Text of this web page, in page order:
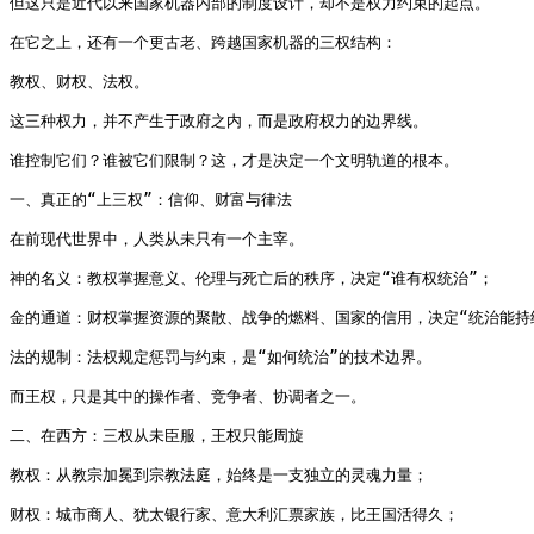
在它之上，还有一个更古老、跨越国家机器的三权结构：
教权、财权、法权。
这三种权力，并不产生于政府之内，而是政府权力的边界线。
谁控制它们？谁被它们限制？这，才是决定一个文明轨道的根本。
一、真正的“上三权”：信仰、财富与律法
在前现代世界中，人类从未只有一个主宰。
神的名义：教权掌握意义、伦理与死亡后的秩序，决定“谁有权统治”；
金的通道：财权掌握资源的聚散、战争的燃料、国家的信用，决定“统治能持
法的规制：法权规定惩罚与约束，是“如何统治”的技术边界。
而王权，只是其中的操作者、竞争者、协调者之一。
二、在西方：三权从未臣服，王权只能周旋
教权：从教宗加冕到宗教法庭，始终是一支独立的灵魂力量；
财权：城市商人、犹太银行家、意大利汇票家族，比王国活得久；